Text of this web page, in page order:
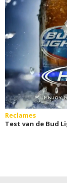
Reclames
Test van de Bud